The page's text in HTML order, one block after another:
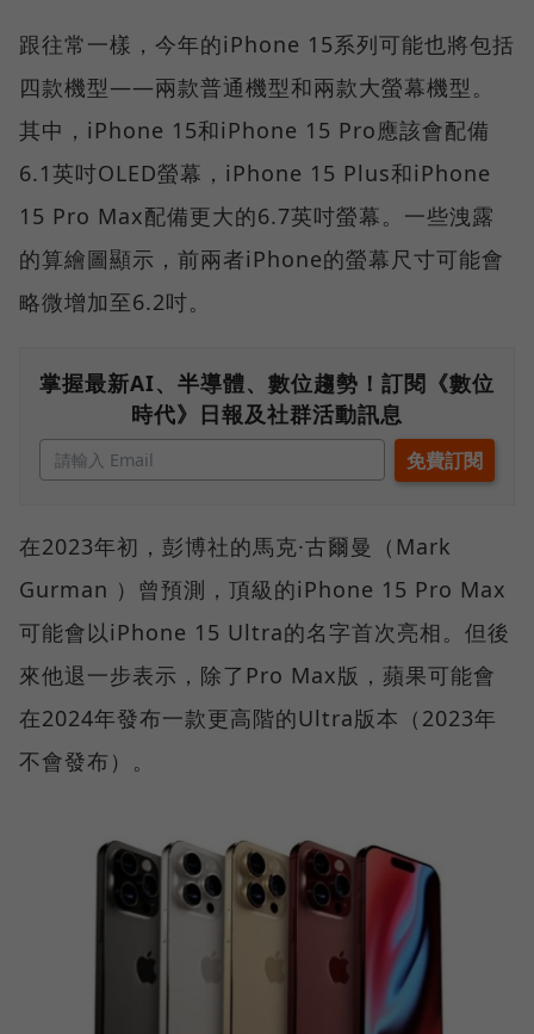
跟往常一樣，今年的iPhone 15系列可能也將包括
四款機型——兩款普通機型和兩款大螢幕機型。
其中，iPhone 15和iPhone 15 Pro應該會配備
6.1英吋OLED螢幕，iPhone 15 Plus和iPhone
15 Pro Max配備更大的6.7英吋螢幕。一些洩露
的算繪圖顯示，前兩者iPhone的螢幕尺寸可能會
略微增加至6.2吋。
掌握最新AI、半導體、數位趨勢！訂閱《數位
時代》日報及社群活動訊息
在2023年初，彭博社的馬克·古爾曼（Mark
Gurman ）曾預測，頂級的iPhone 15 Pro Max
可能會以iPhone 15 Ultra的名字首次亮相。但後
來他退一步表示，除了Pro Max版，蘋果可能會
在2024年發布一款更高階的Ultra版本（2023年
不會發布）。